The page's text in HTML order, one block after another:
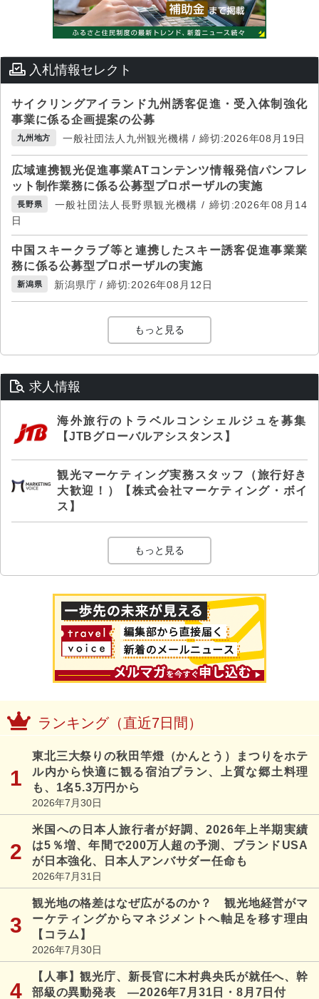
入札情報セレクト
サイクリングアイランド九州誘客促進・受入体制強化
事業に係る企画提案の公募
九州地方 一般社団法人九州観光機構 / 締切:2026年08月19日
広域連携観光促進事業ATコンテンツ情報発信パンフレ
ット制作業務に係る公募型プロポーザルの実施
長野県
一般社団法人長野県観光機構 / 締切:2026年08月14
日
中国スキークラブ等と連携したスキー誘客促進事業業
務に係る公募型プロポーザルの実施
新潟県 新潟県庁 / 締切:2026年08月12日
もっと見る
求人情報
海外旅行のトラベルコンシェルジュを募集
【JTBグローバルアシスタンス】
観光マーケティング実務スタッフ（旅行好き
大歓迎！）【株式会社マーケティング・ボイ
ス】
もっと見る
ランキング（直近7日間）
東北三大祭りの秋田竿燈（かんとう）まつりをホテ
ル内から快適に観る宿泊プラン、上質な郷土料理
も、1名5.3万円から
2026年7月30日
米国への日本人旅行者が好調、2026年上半期実績
は5％増、年間で200万人超の予測、ブランドUSA
が日本強化、日本人アンバサダー任命も
2026年7月31日
観光地の格差はなぜ広がるのか？ 観光地経営がマ
ーケティングからマネジメントへ軸足を移す理由
【コラム】
2026年7月30日
【人事】観光庁、新長官に木村典央氏が就任へ、幹
部級の異動発表 ―2026年7月31日・8月7日付